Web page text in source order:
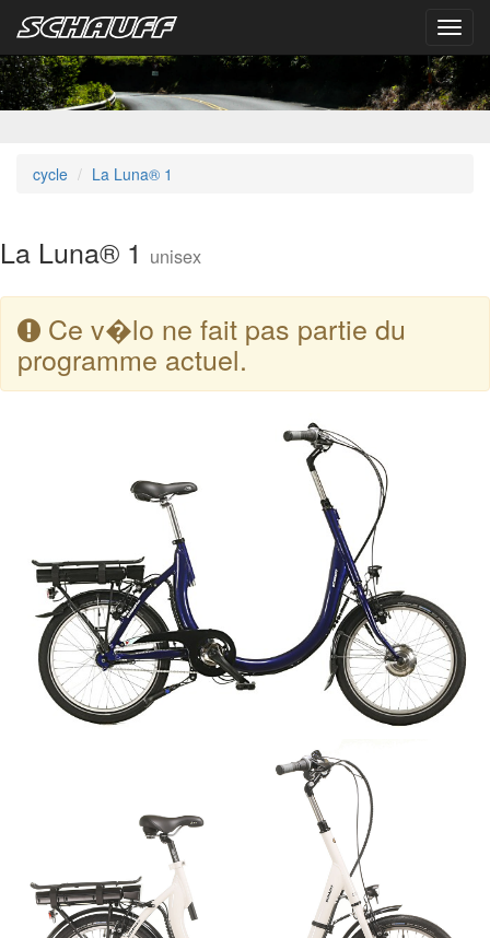
cycle La Luna® 1
La Luna® 1 unisex
Ce v�lo ne fait pas partie du
programme actuel.